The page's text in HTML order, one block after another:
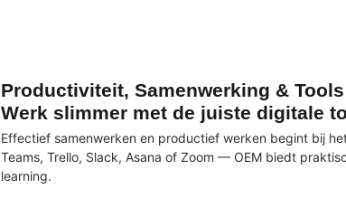
Productiviteit, Samenwerking &
Werk slimmer met de juiste digitale
Effectief samenwerken en productief werken begint bij
Teams, Trello, Slack, Asana of Zoom — OEM biedt
learning.